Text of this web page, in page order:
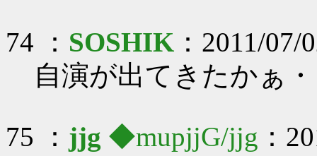
74 ： SOSHIK ：2011/
自演が出てきたかぁ
75 ： jjg ◆mupjjG/jjg ：